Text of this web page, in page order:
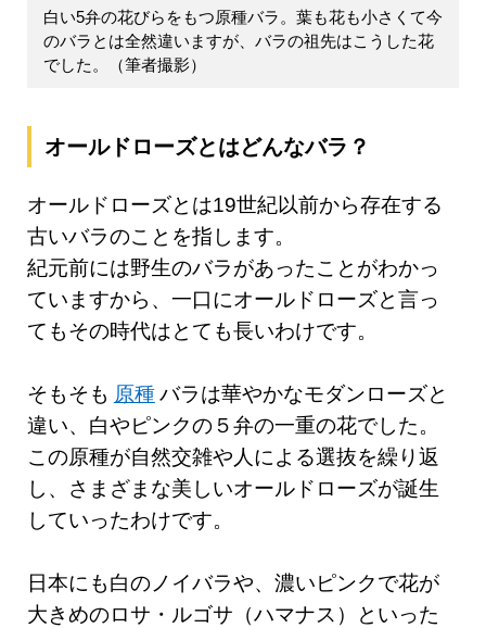
白い5弁の花びらをもつ原種バラ。葉も花も小さくて今
のバラとは全然違いますが、バラの祖先はこうした花
でした。（筆者撮影）
オールドローズとはどんなバラ？
オールドローズとは19世紀以前から存在する
古いバラのことを指します。
紀元前には野生のバラがあったことがわかっ
ていますから、一口にオールドローズと言っ
てもその時代はとても長いわけです。
そもそも 原種 バラは華やかなモダンローズと
違い、白やピンクの５弁の一重の花でした。
この原種が自然交雑や人による選抜を繰り返
し、さまざまな美しいオールドローズが誕生
していったわけです。
日本にも白のノイバラや、濃いピンクで花が
大きめのロサ・ルゴサ（ハマナス）といった